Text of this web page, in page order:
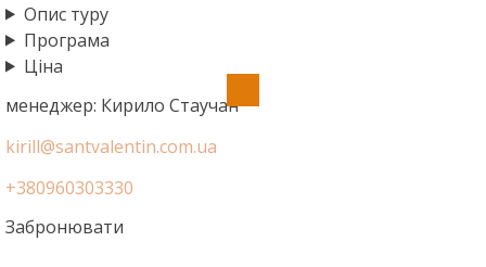
Опис туру
Програма
Ціна
менеджер: Кирило Стаучан
kirill@santvalentin.com.ua
+380960303330
Забронювати